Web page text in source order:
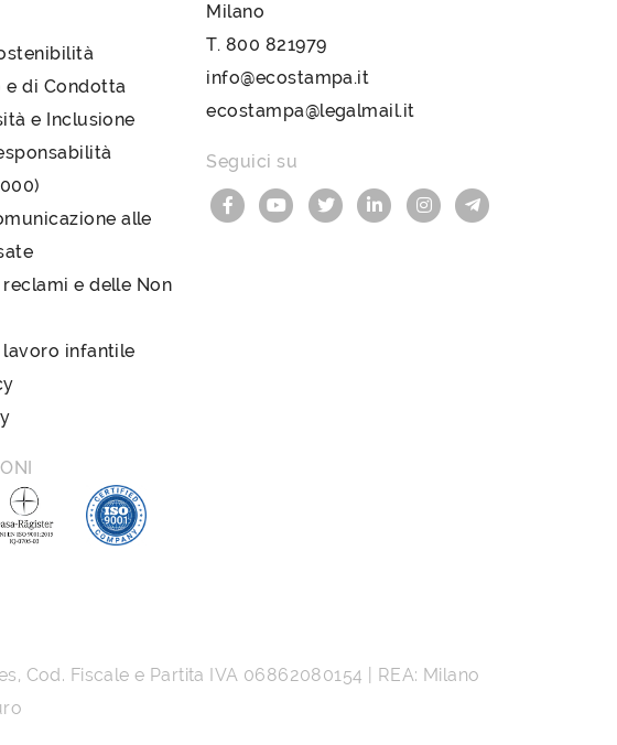
e di Condotta
e Inclusione
alle
e delle Non
lavoro infantile
Milano
T. 800 821979
info@ecostampa.it
ecostampa@legalmail.it
Seguici su
Cod. Fiscale e Partita IVA 06862080154 | REA: Milano